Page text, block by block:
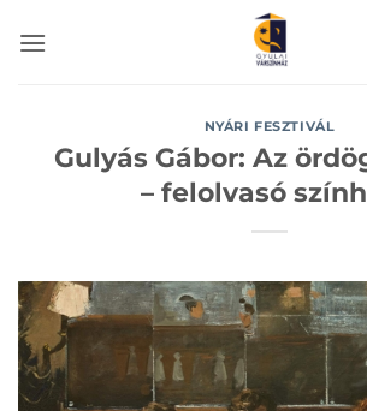
NYÁRI FESZTIVÁL
Gulyás Gábor: Az
– felolvasó